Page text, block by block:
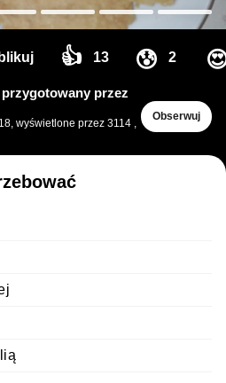
👍 13 😰 2
przez
, wyświetlone przez 3114 ,
Obserwuj